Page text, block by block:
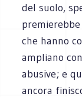
del suolo,
che hanno
ampliano
abusive; e
ancora